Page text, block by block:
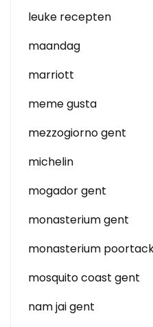
leuke recepten
maandag
marriott
meme gusta
mezzogiorno gent
michelin
mogador gent
monasterium gent
monasterium
mosquito coast gent
nam jai gent